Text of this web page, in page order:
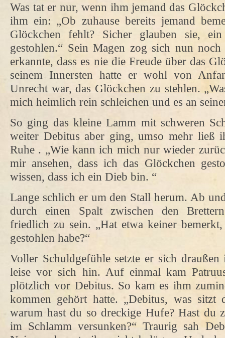
Was tat er nur, wenn ihm jemand das
ihm ein: „Ob zuhause bereits jemand
Glöckchen fehlt? Sicher glauben sie,
gestohlen.“ Sein Magen zog sich nun
erkannte, dass es nie die Freude über das
seinem Innersten hatte er wohl von
Unrecht war, das Glöckchen zu stehlen.
mich heimlich rein schleichen und es an
So ging das kleine Lamm mit schweren
weiter Debitus aber ging, umso mehr ließ
Ruhe . „Wie kann ich mich nur wieder
mir ansehen, dass ich das Glöckchen
wissen, dass ich ein Dieb bin. “
Lange schlich er um den Stall herum. Ab
durch einen Spalt zwischen den
friedlich zu sein. „Hat etwa keiner
gestohlen habe?“
Voller Schuldgefühle setzte er sich
leise vor sich hin. Auf einmal kam
plötzlich vor Debitus. So kam es ihm
kommen gehört hatte. „Debitus, was
warum hast du so dreckige Hufe? Hast du
im Schlamm versunken?“ Traurig sah